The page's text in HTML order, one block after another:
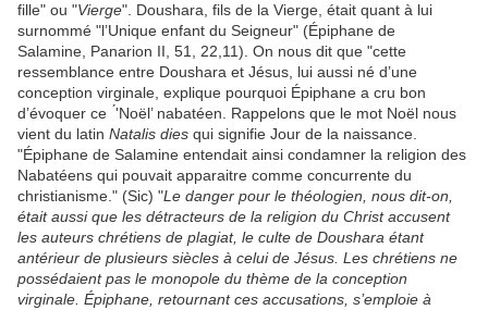
fille" ou "Vierge". Doushara, fils de la Vierge, était quant à lui
surnommé "l’Unique enfant du Seigneur" (Épiphane de
Salamine, Panarion II, 51, 22,11). On nous dit que "cette
ressemblance entre Doushara et Jésus, lui aussi né d’une
conception virginale, explique pourquoi Épiphane a cru bon
d’évoquer ce ́'Noël’ nabatéen. Rappelons que le mot Noël nous
vient du latin Natalis dies qui signifie Jour de la naissance.
"Épiphane de Salamine entendait ainsi condamner la religion des
Nabatéens qui pouvait apparaitre comme concurrente du
christianisme." (Sic) "Le danger pour le théologien, nous dit-on,
était aussi que les détracteurs de la religion du Christ accusent
les auteurs chrétiens de plagiat, le culte de Doushara étant
antérieur de plusieurs siècles à celui de Jésus. Les chrétiens ne
possédaient pas le monopole du thème de la conception
virginale. Épiphane, retournant ces accusations, s’emploie à